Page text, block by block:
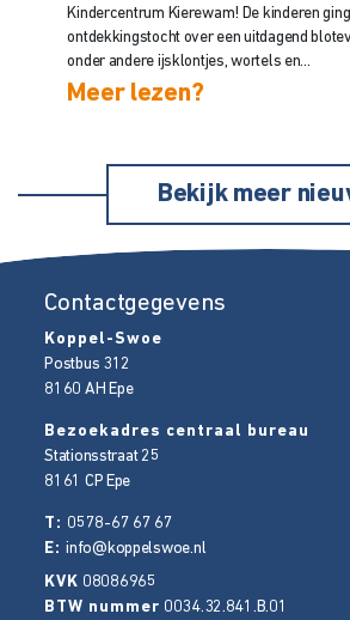
Kindercentrum Kierewam! De kinderen
ontdekkingstocht over een uitdagend
onder andere ijsklontjes, wortels en...
Meer lezen?
Bekijk meer
Contactgegevens
Koppel-Swoe
Postbus 312
8160 AH Epe
Bezoekadres centraal bureau
Stationsstraat 25
8161 CPEpe
T: 0578-67 67 67
E:info@koppelswoe.nl
KVK 08086965
BTW nummer 0034.32.841.B.01